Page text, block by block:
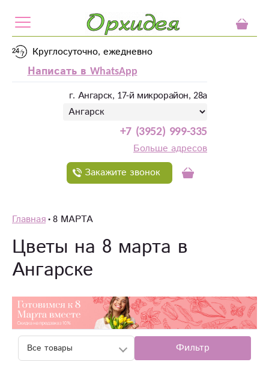
Круглосуточно, ежедневно
Написать в WhatsApp
г. Ангарск, 17-й микрорайон, 28а
+7 (3952) 999-335
Больше адресов
Закажите звонок
Главная 8 МАРТА
Цветы на 8 марта в
Ангарске
Фильтр